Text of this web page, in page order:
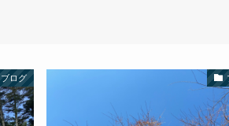
ブログ